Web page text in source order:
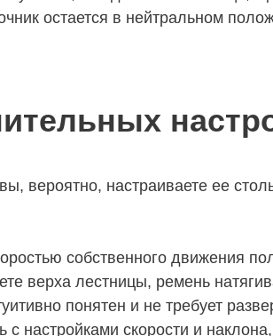
остается в нейтральном
вероятно, настраиваете ее
собственного движения
верха лестницы, ремень
понятен и не требует
настройками скорости и